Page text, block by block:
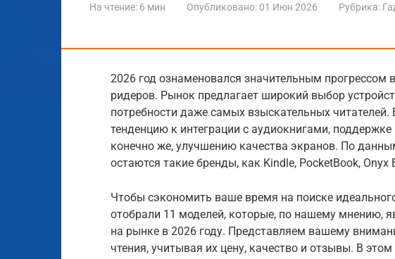
На чтение: 6 мин Опубликовано: 01 Июн 2026 Рубрика:
2026 год ознаменовался значительным прогрессом
ридеров. Рынок предлагает широкий выбор
потребности даже самых взыскательных
тенденцию к интеграции с аудиокнигами,
конечно же, улучшению качества экранов. По
остаются такие бренды, как Kindle, PocketBook, Onyx
Чтобы сэкономить ваше время на поиске
отобрали 11 моделей, которые, по нашему мнению,
на рынке в 2026 году. Представляем вашему
чтения, учитывая их цену, качество и отзывы. В